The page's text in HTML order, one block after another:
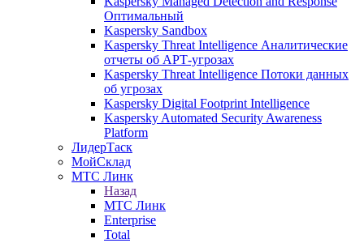
Оптимальный
Kaspersky Sandbox
Kaspersky Threat Intelligence Аналитические
отчеты об АРТ-угрозах
Kaspersky Threat Intelligence Потоки данных
об угрозах
Kaspersky Digital Footprint Intelligence
Kaspersky Automated Security Awareness
Platform
ЛидерТаск
МойСклад
МТС Линк
Назад
МТС Линк
Enterprise
Total